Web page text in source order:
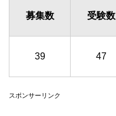
募集数 受験数
39 47
スポンサーリンク